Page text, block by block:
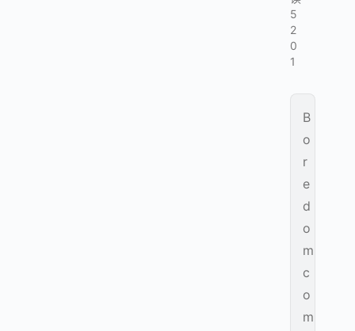
5
2
0
1
B
o
r
e
d
o
m
c
o
m